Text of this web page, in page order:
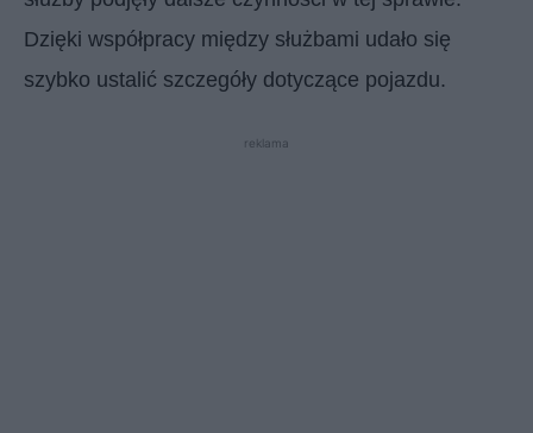
Dzięki współpracy między służbami udało się
szybko ustalić szczegóły dotyczące pojazdu.
reklama